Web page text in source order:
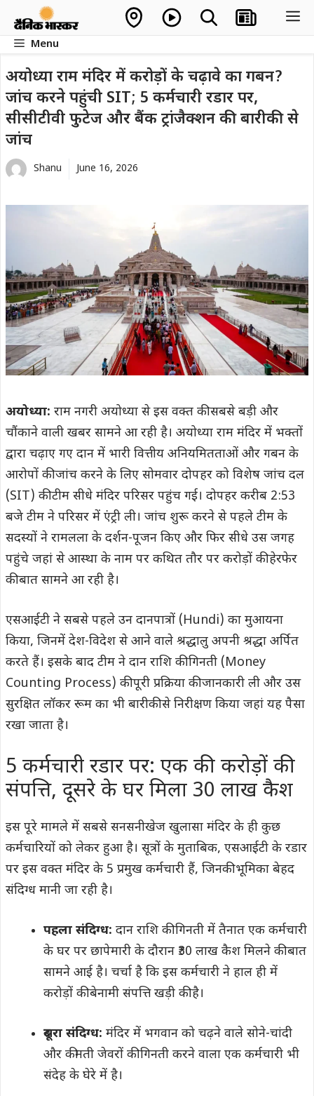
contentMenu
अयोध्या राम मंदिर में करोड़ों के चढ़ावे का गबन?
जांच करने पहुंची SIT; 5 कर्मचारी रडार पर,
सीसीटीवी फुटेज और बैंक ट्रांजैक्शन की बारीकी से
जांच
Shanu June 16, 2026
अयोध्या: राम नगरी अयोध्या से इस वक्त की सबसे बड़ी और
चौंकाने वाली खबर सामने आ रही है। अयोध्या राम मंदिर में भक्तों
द्वारा चढ़ाए गए दान में भारी वित्तीय अनियमितताओं और गबन के
आरोपों की जांच करने के लिए सोमवार दोपहर को विशेष जांच दल
(SIT) की टीम सीधे मंदिर परिसर पहुंच गई। दोपहर करीब 2:53
बजे टीम ने परिसर में एंट्री ली। जांच शुरू करने से पहले टीम के
सदस्यों ने रामलला के दर्शन-पूजन किए और फिर सीधे उस जगह
पहुंचे जहां से आस्था के नाम पर कथित तौर पर करोड़ों की हेरफेर
की बात सामने आ रही है।
एसआईटी ने सबसे पहले उन दानपात्रों (Hundi) का मुआयना
किया, जिनमें देश-विदेश से आने वाले श्रद्धालु अपनी श्रद्धा अर्पित
करते हैं। इसके बाद टीम ने दान राशि की गिनती (Money
Counting Process) की पूरी प्रक्रिया की जानकारी ली और उस
सुरक्षित लॉकर रूम का भी बारीकी से निरीक्षण किया जहां यह पैसा
रखा जाता है।
5 कर्मचारी रडार पर: एक की करोड़ों की
संपत्ति, दूसरे के घर मिला 30 लाख कैश
इस पूरे मामले में सबसे सनसनीखेज खुलासा मंदिर के ही कुछ
कर्मचारियों को लेकर हुआ है। सूत्रों के मुताबिक, एसआईटी के रडार
पर इस वक्त मंदिर के 5 प्रमुख कर्मचारी हैं, जिनकी भूमिका बेहद
संदिग्ध मानी जा रही है।
पहला संदिग्ध: दान राशि की गिनती में तैनात एक कर्मचारी
के घर पर छापेमारी के दौरान ₹30 लाख कैश मिलने की बात
सामने आई है। चर्चा है कि इस कर्मचारी ने हाल ही में
करोड़ों की बेनामी संपत्ति खड़ी की है।
दूसरा संदिग्ध: मंदिर में भगवान को चढ़ने वाले सोने-चांदी
और कीमती जेवरों की गिनती करने वाला एक कर्मचारी भी
संदेह के घेरे में है।